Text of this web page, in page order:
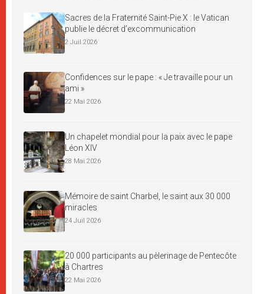
Sacres de la Fraternité Saint-Pie X : le Vatican
publie le décret d’excommunication
2 Juil 2026
Confidences sur le pape : « Je travaille pour un
ami »
22 Mai 2026
Un chapelet mondial pour la paix avec le pape
Léon XIV
28 Mai 2026
Mémoire de saint Charbel, le saint aux 30 000
miracles
24 Juil 2026
20 000 participants au pèlerinage de Pentecôte
à Chartres
22 Mai 2026